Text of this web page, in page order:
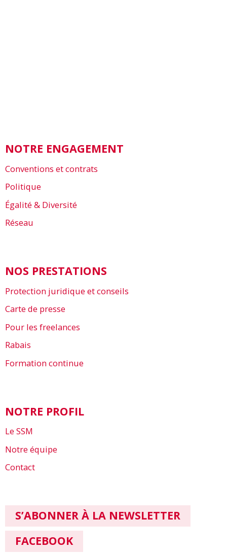
NOTRE ENGAGEMENT
Conventions et contrats
Politique
Égalité & Diversité
Réseau
NOS PRESTATIONS
Protection juridique et conseils
Carte de presse
Pour les freelances
Rabais
Formation continue
NOTRE PROFIL
Le SSM
Notre équipe
Contact
S’ABONNER À LA NEWSLETTER
FACEBOOK